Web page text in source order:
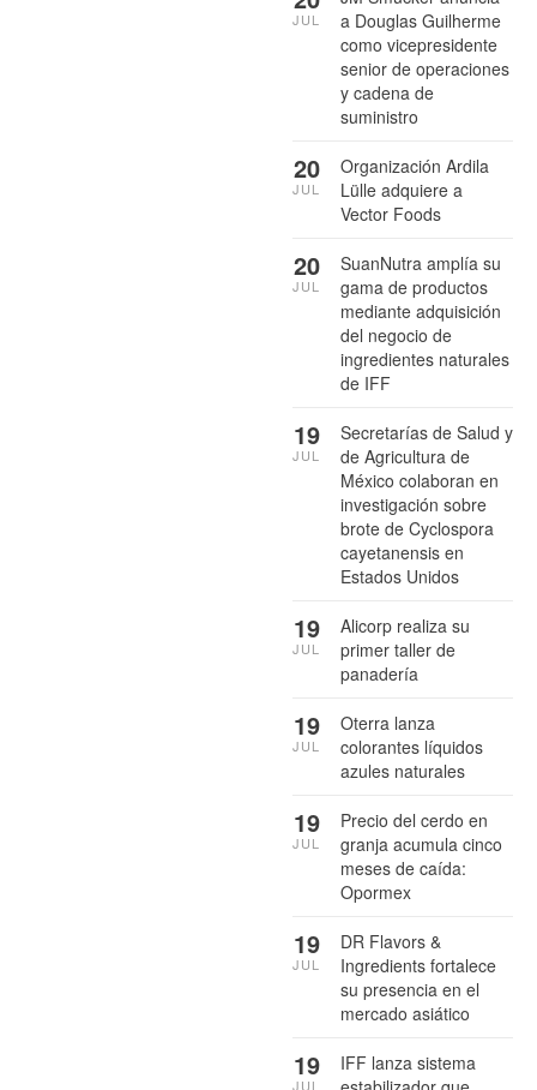
a Douglas Guilherme
como vicepresidente
senior de operaciones
y cadena de
suministro
JUL
Organización Ardila
Lülle adquiere a
Vector Foods
20
JUL
SuanNutra amplía su
gama de productos
mediante adquisición
del negocio de
ingredientes naturales
de IFF
20
JUL
Secretarías de Salud y
de Agricultura de
México colaboran en
investigación sobre
brote de Cyclospora
cayetanensis en
Estados Unidos
19
JUL
Alicorp realiza su
primer taller de
panadería
19
JUL
Oterra lanza
colorantes líquidos
azules naturales
19
JUL
Precio del cerdo en
granja acumula cinco
meses de caída:
Opormex
19
JUL
DR Flavors &
Ingredients fortalece
su presencia en el
mercado asiático
19
JUL
IFF lanza sistema
19
JUL